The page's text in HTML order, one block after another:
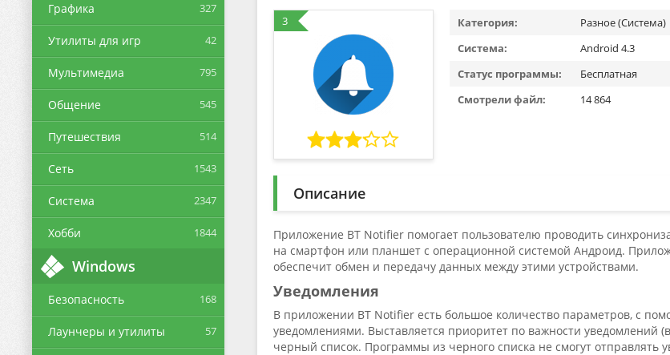
Графика 327
Утилиты для игр 42
Мультимедиа 795
Общение 545
Путешествия 514
Сеть 1543
Система 2347
Хобби 1844
Windows
Безопасность 168
Лаунчеры и утилиты 57
3 Категория:
Разное (Система)
Система:
Android 4.3
Статус программы:
Бесплатная
Смотрели файл:
14 864
Описание
Приложение BT Notifier помогает пользователю проводить
на смартфон или планшет с операционной системой Андроид.
обеспечит обмен и передачу данных между этими устройствами.
Уведомления
В приложении BT Notifier есть большое количество параметров, с
уведомлениями. Выставляется приоритет по важности
черный список. Программы из черного списка не смогут отправлять